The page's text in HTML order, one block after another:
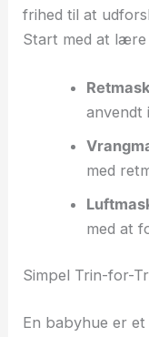
frihed til at
Start med at lære
anvendt
med
med at
Simpel Trin-for-
En babyhue er